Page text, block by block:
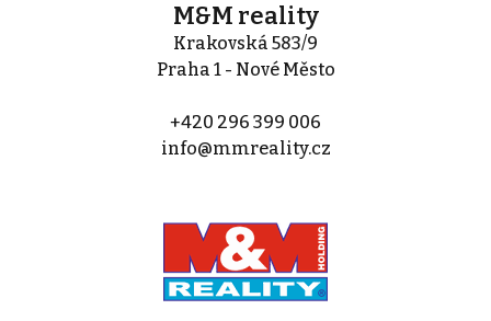
M&M reality
Krakovská 583/9
Praha 1 - Nové Město
+420 296 399 006
info@mmreality.cz